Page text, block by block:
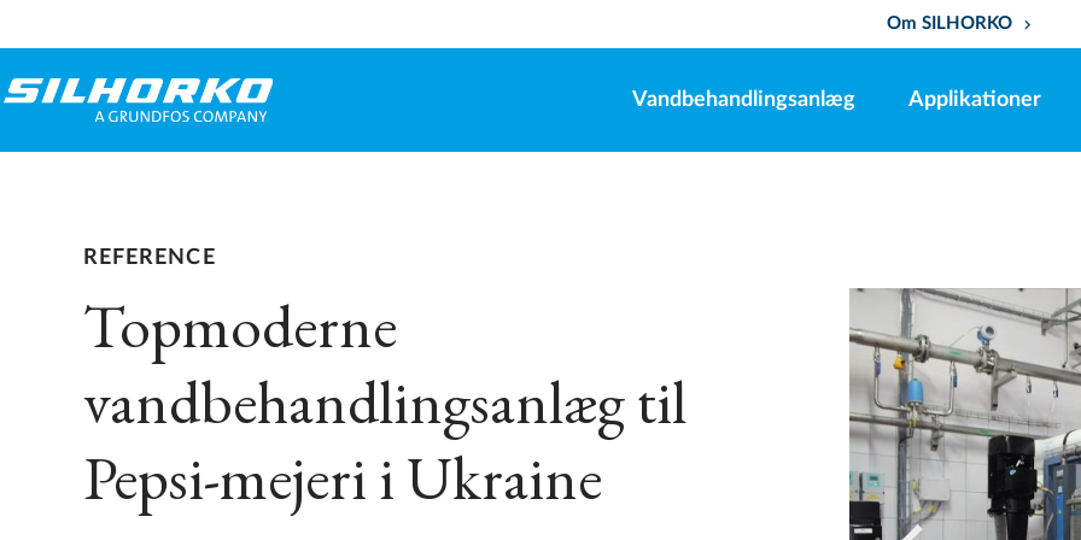
Om SILHORKO keyboard_arrow_down
Vandbehandlingsanlæg Applikationer
REFERENCE
Topmoderne
vandbehandlingsanlæg til
Pepsi-mejeri i Ukraine